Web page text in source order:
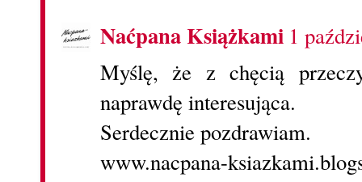
Naćpana Książkami 1
Myślę, że z chęcią
naprawdę interesująca.
Serdecznie pozdrawiam.
www.nacpana-